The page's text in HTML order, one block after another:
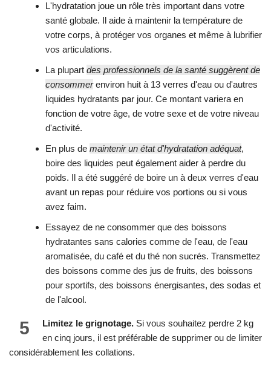
L'hydratation joue un rôle très important dans votre
santé globale. Il aide à maintenir la température de
votre corps, à protéger vos organes et même à lubrifier
vos articulations.
La plupart des professionnels de la santé suggèrent de
consommerenviron huit à 13 verres d'eau ou d'autres
liquides hydratants par jour. Ce montant variera en
fonction de votre âge, de votre sexe et de votre niveau
d'activité.
En plus de maintenir un état d'hydratation adéquat,
boire des liquides peut également aider à perdre du
poids. Il a été suggéré de boire un à deux verres d'eau
avant un repas pour réduire vos portions ou si vous
avez faim.
Essayez de ne consommer que des boissons
hydratantes sans calories comme de l'eau, de l'eau
aromatisée, du café et du thé non sucrés. Transmettez
des boissons comme des jus de fruits, des boissons
pour sportifs, des boissons énergisantes, des sodas et
de l'alcool.
5 Limitez le grignotage. Si vous souhaitez perdre 2 kg
en cinq jours, il est préférable de supprimer ou de limiter
considérablement les collations.